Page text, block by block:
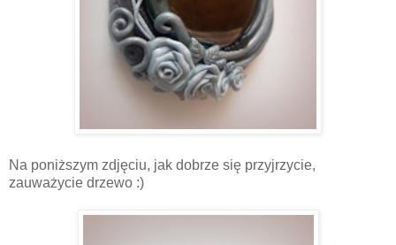
Na poniższym zdjęciu, jak dobrze się przyjrzycie,
zauważycie drzewo :)